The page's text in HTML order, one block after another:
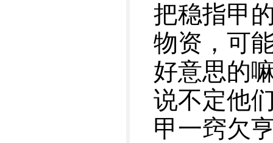
把稳指甲
物资，可
好意思的
说不定他
甲一窍欠